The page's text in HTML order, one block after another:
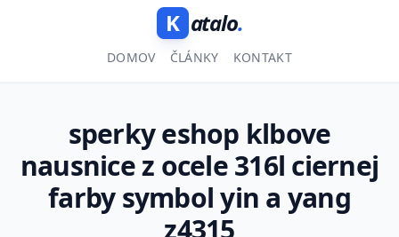
K atalo.
DOMOV ČLÁNKY KONTAKT
sperky eshop klbove
nausnice z ocele 316l ciernej
farby symbol yin a yang
z4315